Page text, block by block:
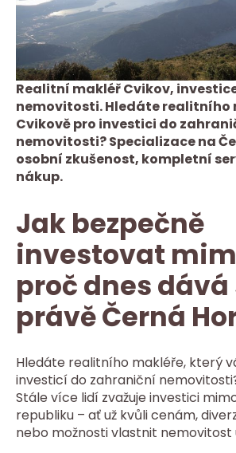
Realitní makléř Cvikov,
nemovitosti. Hledáte realitního
Cvikově pro investici do
nemovitosti? Specializace na
osobní zkušenost, kompletní
nákup.
Jak bezpečně
investovat
proč dnes
právě Černá
Hledáte realitního makléře, který
investicí do zahraniční
Stále více lidí zvažuje investici
republiku – ať už kvůli cenám,
nebo možnosti vlastnit nemovitost